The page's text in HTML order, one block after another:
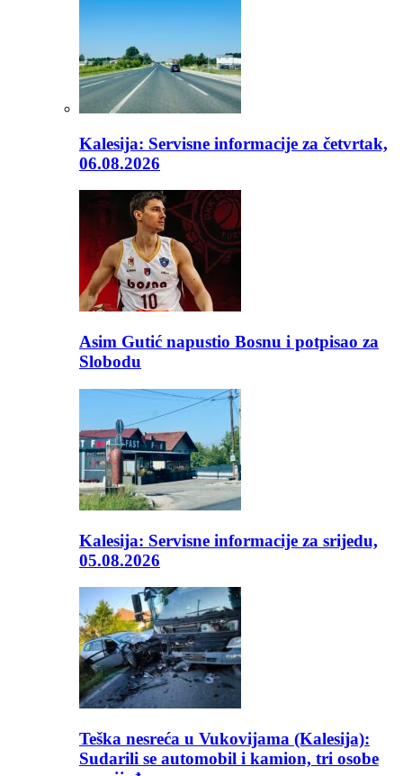
Kalesija: Servisne informacije za četvrtak,
06.08.2026
Asim Gutić napustio Bosnu i potpisao za
Slobodu
Kalesija: Servisne informacije za srijedu,
05.08.2026
Teška nesreća u Vukovijama (Kalesija):
Sudarili se automobil i kamion, tri osobe